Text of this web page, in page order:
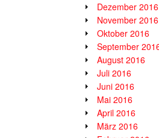
Dezember 2016
November 2016
Oktober 2016
September
August 2016
Juli 2016
Juni 2016
Mai 2016
April 2016
März 2016